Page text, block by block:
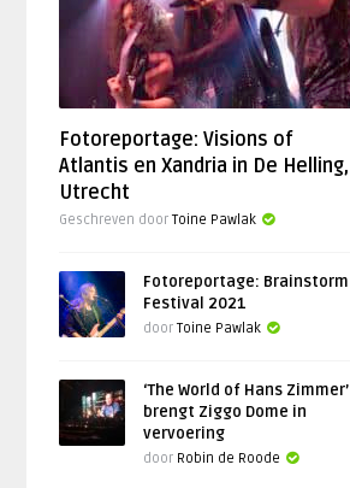
Fotoreportage: Visions of
Atlantis en Xandria in De Helling,
Utrecht
Geschreven doorToine Pawlak
Fotoreportage: Brainstorm
Festival 2021
doorToine Pawlak
‘The World of Hans Zimmer’
brengt Ziggo Dome in
vervoering
door Robin de Roode